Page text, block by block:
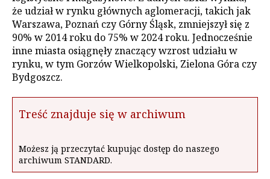
że udział w rynku głównych aglomeracji, takich jak
Warszawa, Poznań czy Górny Śląsk, zmniejszył się z
90% w 2014 roku do 75% w 2024 roku. Jednocześnie
inne miasta osiągnęły znaczący wzrost udziału w
rynku, w tym Gorzów Wielkopolski, Zielona Góra czy
Bydgoszcz.
Treść znajduje się w archiwum
Możesz ją przeczytać kupując dostęp do naszego
archiwum STANDARD.